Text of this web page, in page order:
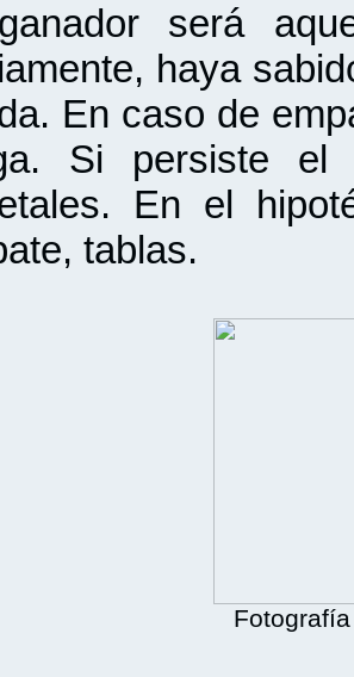
será
haya
En caso de
Si persiste el
En el
tablas.